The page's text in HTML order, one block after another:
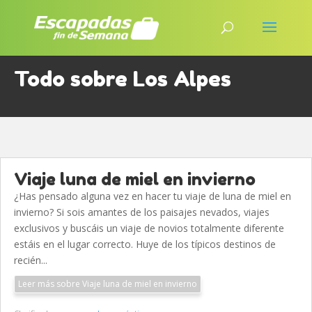
Todo sobre Los Alpes
Viaje luna de miel en invierno
¿Has pensado alguna vez en hacer tu viaje de luna de miel en
invierno? Si sois amantes de los paisajes nevados, viajes
exclusivos y buscáis un viaje de novios totalmente diferente
estáis en el lugar correcto. Huye de los típicos destinos de
recién...
Leer más sobre Viaje luna de miel en invierno